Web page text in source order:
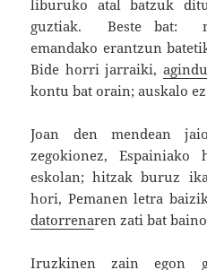
liburuko atal batzuk
guztiak. Beste bat:
emandako erantzun
Bide horri jarraiki,
kontu bat orain; auskalo
Joan den mendean
zegokionez, Espainiako
eskolan; hitzak buruz
hori, Pemanen letra
datorrenaren zati bat
Iruzkinen zain egon